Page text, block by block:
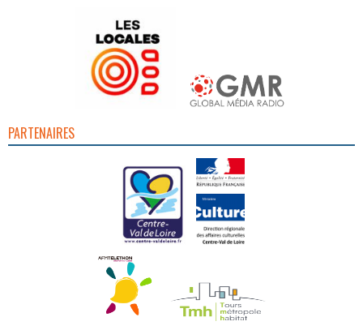
PARTENAIRES